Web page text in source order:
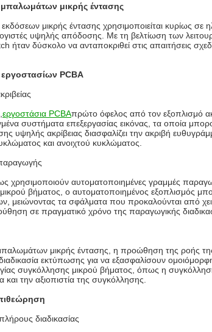
μικρής έντασης
μικρής έντασης χρησιμοποιείται κυρίως
υψηλής απόδοσης. Με τη βελτίωση των
ήταν δύσκολο να ανταποκριθεί στις απαιτήσεις
PCBA
εργοστάσια PCBAπρώτο όφελος από τον εξοπλισμό
συστήματα επεξεργασίας εικόνας, τα οποία
υψηλής ακρίβειας διασφαλίζει την ακριβή
και ανοιχτού κυκλώματος.
χρησιμοποιούν αυτοματοποιημένες γραμμές
βήματος, ο αυτοματοποιημένος εξοπλισμός
μειώνοντας τα σφάλματα που προκαλούνται από
σε πραγματικό χρόνο της παραγωγικής
μικρής έντασης, η προώθηση της ροής της
εκτύπωσης για να εξασφαλίσουν
συγκόλλησης μικρού βήματος, όπως η
και την αξιοπιστία της συγκόλλησης.
διαδικασίας